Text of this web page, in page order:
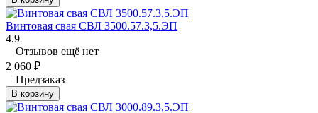
Винтовая свая СВЛ 3500.57.3,5.ЭП
4.9
Отзывов ещё нет
2 060 ₽
Предзаказ
В корзину